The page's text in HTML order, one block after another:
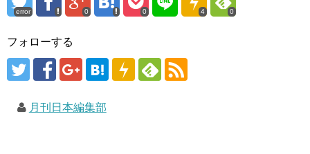
error 0 0 4 0
フォローする
月刊日本編集部